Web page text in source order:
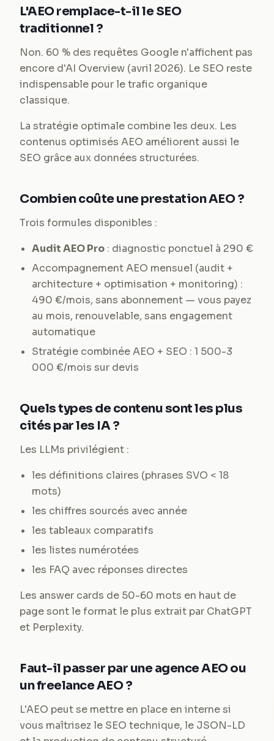
L'AEO remplace-t-il le SEO
traditionnel ?
Non. 60 % des requêtes Google n'affichent pas
encore d'AI Overview (avril 2026). Le SEO reste
indispensable pour le trafic organique
classique.
La stratégie optimale combine les deux. Les
contenus optimisés AEO améliorent aussi le
SEO grâce aux données structurées.
Combien coûte une prestation AEO ?
Trois formules disponibles :
Audit AEO Pro : diagnostic ponctuel à 290 €
Accompagnement AEO mensuel (audit +
architecture + optimisation + monitoring) :
490 €/mois, sans abonnement — vous payez
au mois, renouvelable, sans engagement
automatique
Stratégie combinée AEO + SEO : 1 500-3
000 €/mois sur devis
Quels types de contenu sont les plus
cités par les IA ?
Les LLMs privilégient :
les définitions claires (phrases SVO < 18
mots)
les chiffres sourcés avec année
les tableaux comparatifs
les listes numérotées
les FAQ avec réponses directes
Les answer cards de 50-60 mots en haut de
page sont le format le plus extrait par ChatGPT
et Perplexity.
Faut-il passer par une agence AEO ou
un freelance AEO ?
L'AEO peut se mettre en place en interne si
vous maîtrisez le SEO technique, le JSON-LD